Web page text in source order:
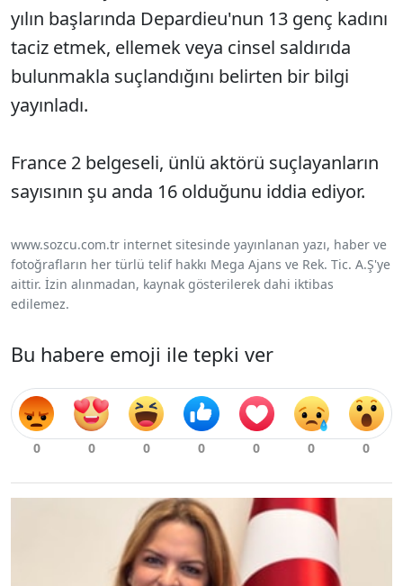
yılın başlarında Depardieu'nun 13 genç kadını
taciz etmek, ellemek veya cinsel saldırıda
bulunmakla suçlandığını belirten bir bilgi
yayınladı.
France 2 belgeseli, ünlü aktörü suçlayanların
sayısının şu anda 16 olduğunu iddia ediyor.
www.sozcu.com.tr internet sitesinde yayınlanan yazı, haber ve
fotoğrafların her türlü telif hakkı Mega Ajans ve Rek. Tic. A.Ş'ye
aittir. İzin alınmadan, kaynak gösterilerek dahi iktibas
edilemez.
Bu habere emoji ile tepki ver